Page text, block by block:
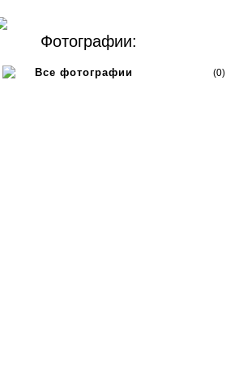
Фотографии:
Все фотографии (0)